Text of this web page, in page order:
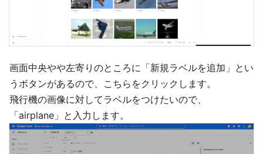
画面中央やや左寄りのところに「新規ラベルを追加」とい
うボタンがあるので、こちらをクリックします。
飛行機の画像に対してラベルをつけたいので、
「airplane」と入力します。